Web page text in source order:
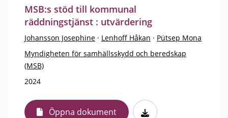
MSB:s stöd till kommunal
räddningstjänst : utvärdering
Johansson Josephine · Lenhoff Håkan · Pütsep Mona
Myndigheten för samhällsskydd och beredskap
(MSB)
2024
Öppna dokument